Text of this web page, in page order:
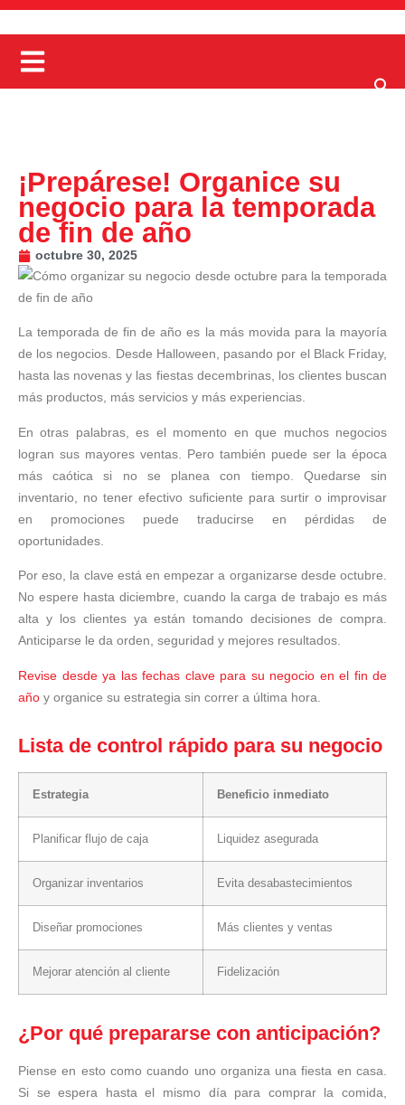
¡Prepárese! Organice su
negocio para la temporada
de fin de año
octubre 30, 2025
La temporada de fin de año es la más movida para la mayoría
de los negocios. Desde Halloween, pasando por el Black Friday,
hasta las novenas y las fiestas decembrinas, los clientes buscan
más productos, más servicios y más experiencias.
En otras palabras, es el momento en que muchos negocios
logran sus mayores ventas. Pero también puede ser la época
más caótica si no se planea con tiempo. Quedarse sin
inventario, no tener efectivo suficiente para surtir o improvisar
en promociones puede traducirse en pérdidas de
oportunidades.
Por eso, la clave está en empezar a organizarse desde octubre.
No espere hasta diciembre, cuando la carga de trabajo es más
alta y los clientes ya están tomando decisiones de compra.
Anticiparse le da orden, seguridad y mejores resultados.
Revise desde ya las fechas clave para su negocio en el fin de
año y organice su estrategia sin correr a última hora.
Lista de control rápido para su negocio
Estrategia Beneficio inmediato
Planificar flujo de caja Liquidez asegurada
Organizar inventarios Evita desabastecimientos
Diseñar promociones Más clientes y ventas
Mejorar atención al cliente Fidelización
¿Por qué prepararse con anticipación?
Piense en esto como cuando uno organiza una fiesta en casa.
Si se espera hasta el mismo día para comprar la comida,